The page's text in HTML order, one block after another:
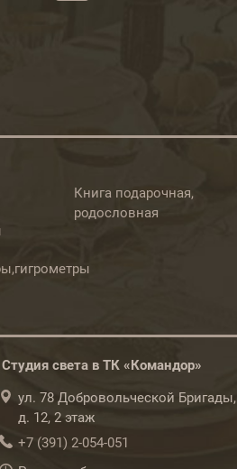
Книга подарочная,
родословная
Студия света в ТК «Командор»
ул. 78 Добровольческой Бригады,
д. 12, 2 этаж
+7 (391) 2-054-051